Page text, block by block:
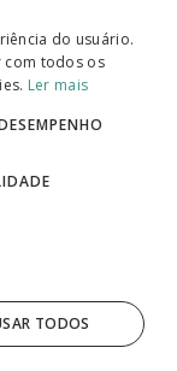
do usuário.
com todos os
Ler mais
TODOS